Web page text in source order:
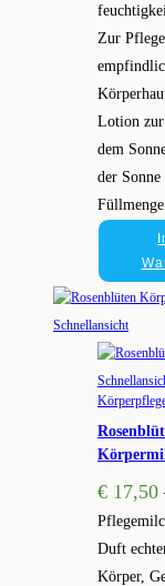
Zur
Lotion zur
dem
der Sonne
Schnellansicht
€ 17,50
Duft
Körper,